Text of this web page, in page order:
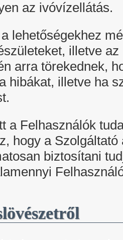
az ivóvízellátás.
lehetőségekhez
illetve
arra törekednek,
hibákat, illetve ha
a Felhasználók
hogy a
biztosítani